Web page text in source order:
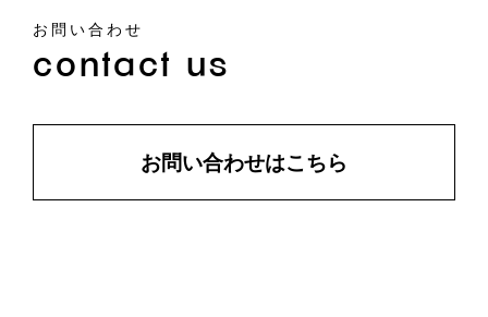
お問い合わせ
contact us
お問い合わせはこちら